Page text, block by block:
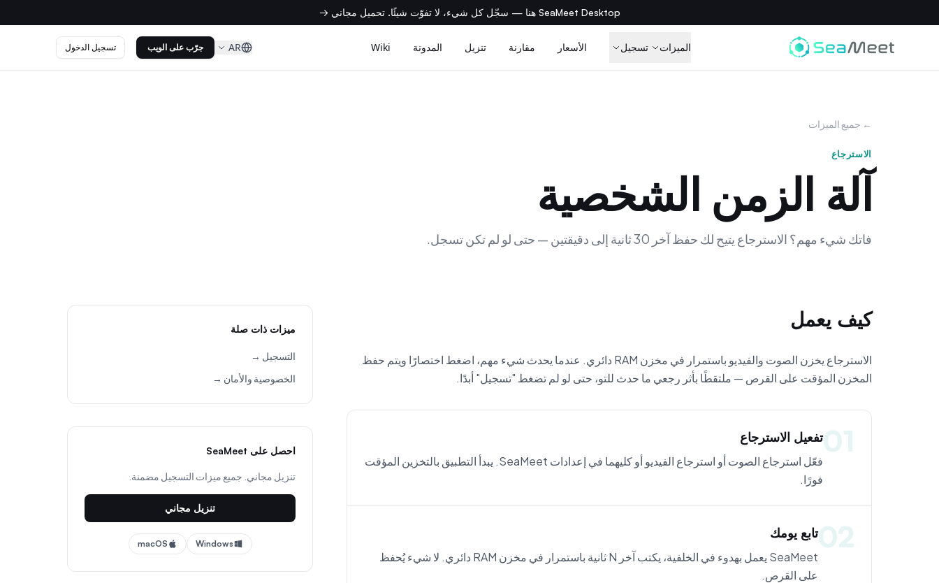
SeaMeet Desktop هنا — سجّل كل شيء، لا تفوّت شيئًا. تحميل مجاني →
الميزات تسجيل الأسعار مقارنة تنزيل المدونة Wiki
AR جرّب على الويب تسجيل الدخول
← جميع الميزات
الاسترجاع
آلة الزمن الشخصية
فاتك شيء مهم؟ الاسترجاع يتيح لك حفظ آخر 30 ثانية إلى دقيقتين — حتى لو لم تكن تسجل.
كيف يعمل
الاسترجاع يخزن الصوت والفيديو باستمرار في مخزن RAM دائري. عندما يحدث شيء مهم، اضغط اختصارًا ويتم حفظ
المخزن المؤقت على القرص — ملتقطًا بأثر رجعي ما حدث للتو، حتى لو لم تضغط "تسجيل" أبدًا.
01تفعيل الاسترجاع
فعّل استرجاع الصوت أو استرجاع الفيديو أو كليهما في إعدادات SeaMeet. يبدأ التطبيق بالتخزين المؤقت
فورًا.
02تابع يومك
SeaMeet يعمل بهدوء في الخلفية، يكتب آخر N ثانية باستمرار في مخزن RAM دائري. لا شيء يُحفظ
على القرص.
ميزات ذات صلة
التسجيل →
الخصوصية والأمان →
احصل على SeaMeet
تنزيل مجاني. جميع ميزات التسجيل مضمنة.
تنزيل مجاني
Windows
macOS